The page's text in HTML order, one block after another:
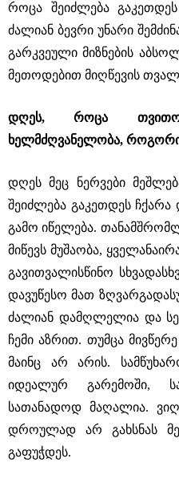
როცა შეიძლება
ძალიან ბევრი უნარი
გარკვეული მიზნების
მეთოდებით მიღწევის
დღეს, როცა
ხელმძღვანელობა,
დღეს მეც ნერვები
შეიძლება გაკეთდეს
გამო იწელება.
მიწევს მუშაობა,
გავითვალისწინო
დავუწესო მათ
ძალიან დამღლელია და
ჩემი აზრით. თუმცა
მაინც არ არის.
იდეალურ გარემოში,
სათანადოდ მაღალია.
დროულად არ გახსნას
გაფუჭდეს.